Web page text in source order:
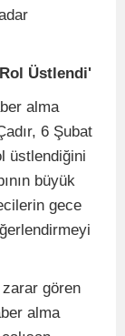
Üstlendi'
alma
6 Şubat
üstlendiğini
büyük
gece
gören
alma